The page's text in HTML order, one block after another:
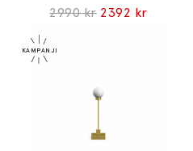
2990 kr 2392 kr